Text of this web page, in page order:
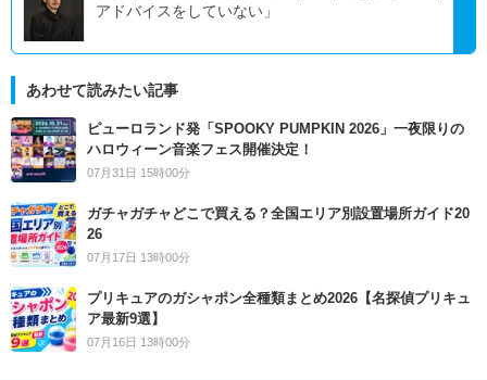
アドバイスをしていない」
あわせて読みたい記事
ピューロランド発「SPOOKY PUMPKIN 2026」一夜限りの
ハロウィーン音楽フェス開催決定！
07月31日 15時00分
ガチャガチャどこで買える？全国エリア別設置場所ガイド20
26
07月17日 13時00分
プリキュアのガシャポン全種類まとめ2026【名探偵プリキュ
ア最新9選】
07月16日 13時00分